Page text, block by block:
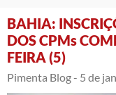
BAHIA:
DOS CPMs
FEIRA (5)
Pimenta Blog - 5 de